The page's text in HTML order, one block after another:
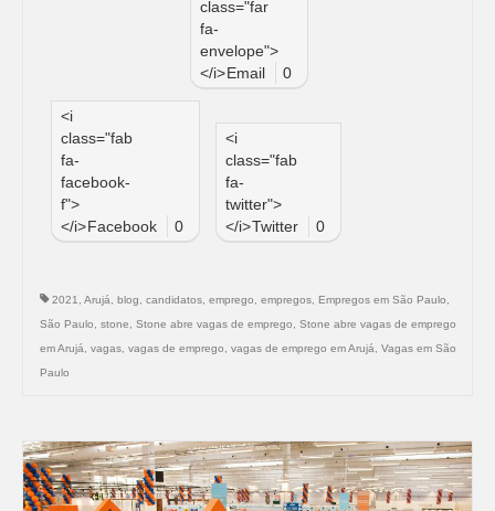
class="far
fa-
envelope">
</i>Email 0
<i
class="fab
fa-
facebook-
f">
</i>Facebook 0
<i
class="fab
fa-
twitter">
</i>Twitter 0
2021 Arujá blog candidatos emprego empregos Empregos em São Paulo
São Paulo
stone Stone abre vagas de emprego
Stone abre vagas de emprego
em Arujá
vagas vagas de emprego vagas de emprego em Arujá
Vagas em São
Paulo